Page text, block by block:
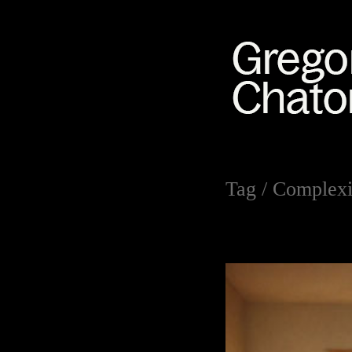
Tag /